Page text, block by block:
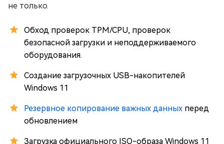
не только.
Обход проверок TPM/CPU, проверок
безопасной загрузки и неподдерживаемого
оборудования.
Создание загрузочных USB-накопителей
Windows 11
Резервное копирование важных данных перед
обновлением
Загрузка официального ISO-образа Windows 11